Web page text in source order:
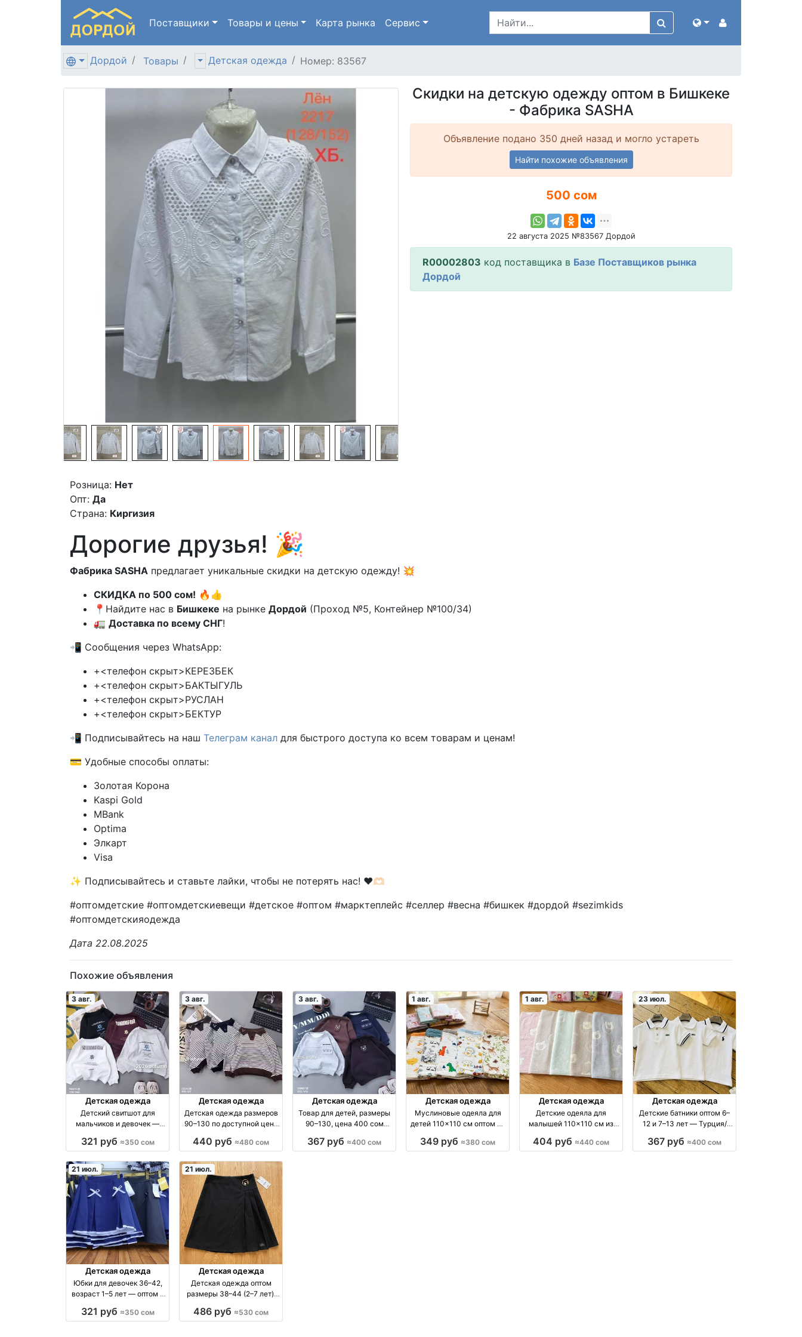
Поставщики Товары и цены Карта рынка Сервис
Дордой Товары Детская одежда Номер: 83567
Скидки на детскую одежду оптом в Бишкеке
- Фабрика SASHA
Объявление подано 350 дней назад и могло устареть
Найти похожие объявления
500 сом
22 августа 2025 №83567 Дордой
R00002803 код поставщика в Базе Поставщиков рынка
Дордой
Розница: Нет
Опт: Да
Страна: Киргизия
Дорогие друзья! 🎉
Фабрика SASHA предлагает уникальные скидки на детскую одежду! 💥
СКИДКА по 500 сом! 🔥👍
📍Найдите нас в Бишкеке на рынке Дордой (Проход №5, Контейнер №100/34)
🚛 Доставка по всему СНГ!
📲 Сообщения через WhatsApp:
+<телефон скрыт>КЕРЕЗБЕК
+<телефон скрыт>БАКТЫГУЛЬ
+<телефон скрыт>РУСЛАН
+<телефон скрыт>БЕКТУР
📲 Подписывайтесь на наш Телеграм канал для быстрого доступа ко всем товарам и ценам!
💳 Удобные способы оплаты:
Золотая Корона
Kaspi Gold
MBank
Optima
Элкарт
Visa
✨ Подписывайтесь и ставьте лайки, чтобы не потерять нас! ❤️🫶🏻
#оптомдетские #оптомдетскиевещи #детское #оптом #марктеплейс #селлер #весна #бишкек #дордой #sezimkids
#оптомдетскияодежда
Дата 22.08.2025
Похожие объявления
3 авг.
Детская одежда
Детский свитшот для
мальчиков и девочек —
321 руб ≈350 сом
3 авг.
Детская одежда
Детская одежда размеров
90–130 по доступной цене
440 руб ≈480 сом
3 авг.
Детская одежда
Товар для детей, размеры
90–130, цена 400 сом
367 руб ≈400 сом
1 авг.
Детская одежда
Муслиновые одеяла для
детей 110×110 см оптом из
Китай
349 руб ≈380 сом
1 авг.
Детская одежда
Детские одеяла для
малышей 110×110 см из
оптом производство Китай
404 руб ≈440 сом
23 июл.
Детская одежда
Детские батники оптом 6–
12 и 7–13 лет — Турция/
производство Турция
367 руб ≈400 сом
21 июл.
Детская одежда
Юбки для девочек 36–42,
возраст 1–5 лет — оптом в
производство Турция
321 руб ≈350 сом
21 июл.
Детская одежда
Детская одежда оптом
размеры 38–44 (2–7 лет),
Турция/Узбекистан оптом
486 руб ≈530 сом